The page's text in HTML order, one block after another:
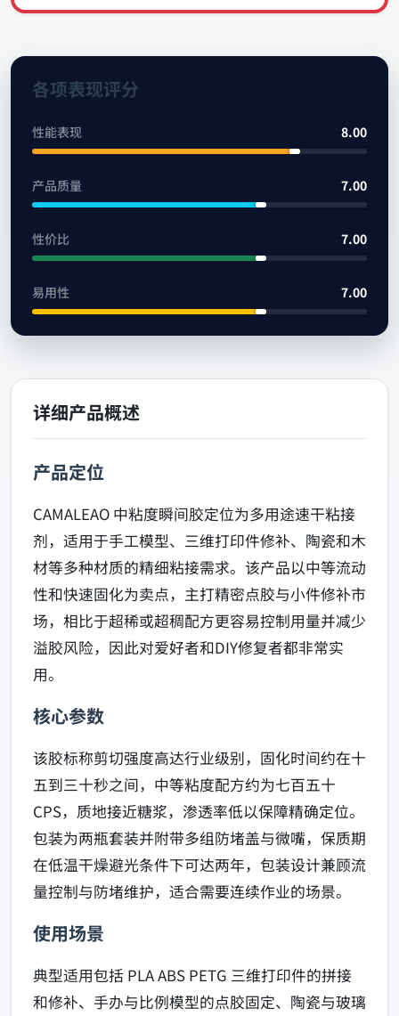
各项表现评分
性能表现 8.00
产品质量 7.00
性价比 7.00
易用性 7.00
详细产品概述
产品定位
CAMALEAO 中粘度瞬间胶定位为多用途速干粘接
剂，适用于手工模型、三维打印件修补、陶瓷和木
材等多种材质的精细粘接需求。该产品以中等流动
性和快速固化为卖点，主打精密点胶与小件修补市
场，相比于超稀或超稠配方更容易控制用量并减少
溢胶风险，因此对爱好者和DIY修复者都非常实
用。
核心参数
该胶标称剪切强度高达行业级别，固化时间约在十
五到三十秒之间，中等粘度配方约为七百五十
CPS，质地接近糖浆，渗透率低以保障精确定位。
包装为两瓶套装并附带多组防堵盖与微嘴，保质期
在低温干燥避光条件下可达两年，包装设计兼顾流
量控制与防堵维护，适合需要连续作业的场景。
使用场景
典型适用包括 PLA ABS PETG 三维打印件的拼接
和修补、手办与比例模型的点胶固定、陶瓷与玻璃